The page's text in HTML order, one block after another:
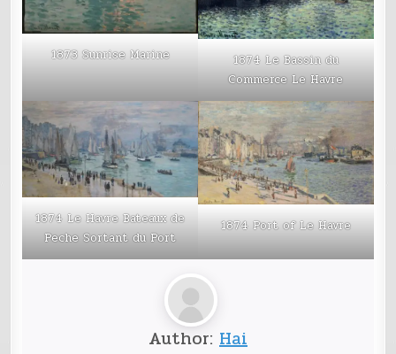
1873 Sunrise Marine
1874 Le Bassin du
Commerce Le Havre
1874 Le Havre Bateaux de
Peche Sortant du Port
1874 Port of Le Havre
Author: Hai